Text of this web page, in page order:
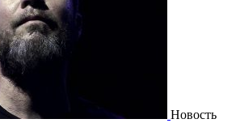
Новость